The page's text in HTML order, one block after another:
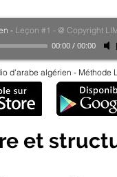
- Leçon #1 - @ Copyright
00:00 / 00:00
d'arabe algérien - Méthode
et